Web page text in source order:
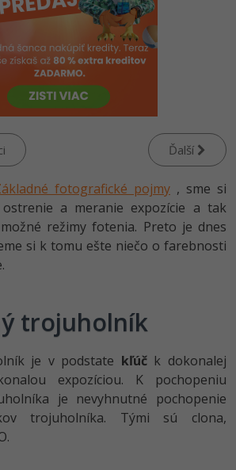
-80%
-80%
-41%
-10%
-80%
bezpečnost
-80%
-80%
-30%
-15%
Effects
-80%
-80%
Ďalší
fotografické pojmy , sme si
a meranie expozície a tak
režimy fotenia. Preto je dnes
si k tomu ešte niečo o farebnosti
trojuholník
je v podstate kľúčk dokonalej
expozíciou. K pochopeniu
je nevyhnutné pochopenie
trojuholníka. Tými sú clona,